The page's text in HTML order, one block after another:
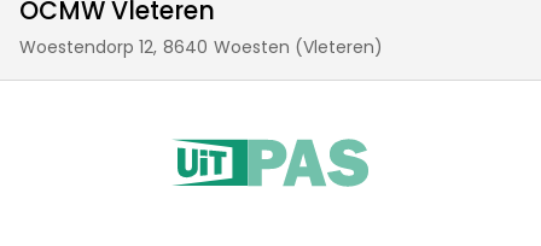
OCMW Vleteren
Woestendorp 12, 8640 Woesten (Vleteren)